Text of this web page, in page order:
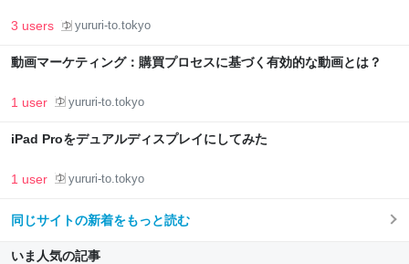
3 users yururi-to.tokyo
動画マーケティング：購買プロセスに基づく有効的な動画とは？
1 user yururi-to.tokyo
iPad Proをデュアルディスプレイにしてみた
1 user yururi-to.tokyo
同じサイトの新着をもっと読む
いま人気の記事